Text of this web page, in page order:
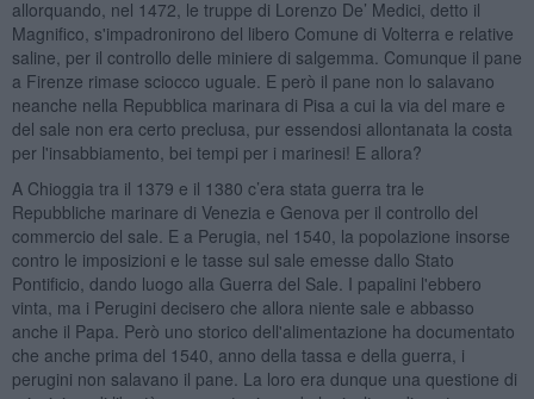
allorquando, nel 1472, le truppe di Lorenzo De’ Medici, detto il
Magnifico, s'impadronirono del libero Comune di Volterra e relative
saline, per il controllo delle miniere di salgemma. Comunque il pane
a Firenze rimase sciocco uguale. E però il pane non lo salavano
neanche nella Repubblica marinara di Pisa a cui la via del mare e
del sale non era certo preclusa, pur essendosi allontanata la costa
per l'insabbiamento, bei tempi per i marinesi! E allora?
A Chioggia tra il 1379 e il 1380 c’era stata guerra tra le
Repubbliche marinare di Venezia e Genova per il controllo del
commercio del sale. E a Perugia, nel 1540, la popolazione insorse
contro le imposizioni e le tasse sul sale emesse dallo Stato
Pontificio, dando luogo alla Guerra del Sale. I papalini l'ebbero
vinta, ma i Perugini decisero che allora niente sale e abbasso
anche il Papa. Però uno storico dell'alimentazione ha documentato
che anche prima del 1540, anno della tassa e della guerra, i
perugini non salavano il pane. La loro era dunque una questione di